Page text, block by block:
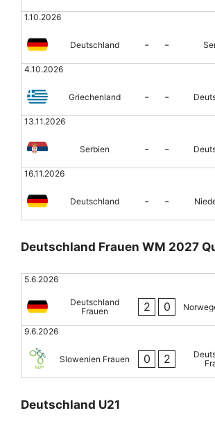
1.10.2026
Deutschland - -
4.10.2026
Griechenland - -
13.11.2026
Serbien - -
16.11.2026
Deutschland - -
Deutschland Frauen WM 2027
5.6.2026
Deutschland
Frauen
2 0
9.6.2026
Slowenien Frauen 0 2
Deutschland U21